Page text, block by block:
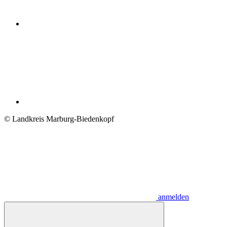
© Landkreis Marburg-Biedenkopf
anmelden